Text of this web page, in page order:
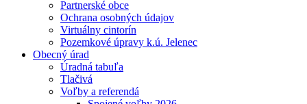
Partnerské obce
Ochrana osobných údajov
Virtuálny cintorín
Pozemkové úpravy k.ú. Jelenec
Obecný úrad
Úradná tabuľa
Tlačivá
Voľby a referendá